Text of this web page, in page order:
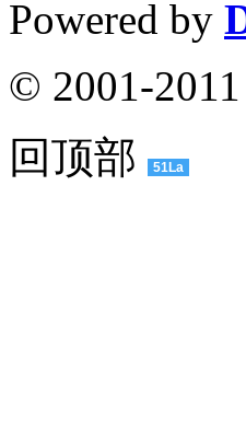
Powered by
© 2001-2011
回顶部
51La